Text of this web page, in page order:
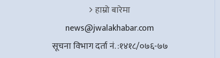
हाम्रो बारेमा
news@jwalakhabar.com
सूचना विभाग दर्ता नं. :१४१८/०७६-७७